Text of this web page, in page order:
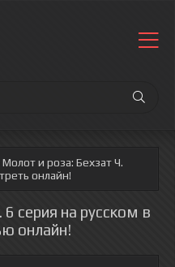
Молот и роза: Бехзат Ч.
онлайн!
серия на русском в
онлайн!